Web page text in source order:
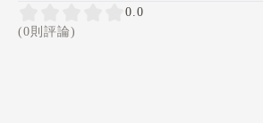
0.0
(0則評論)